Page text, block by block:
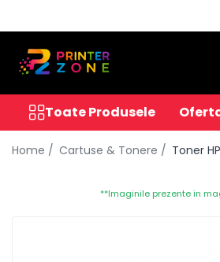
Toate Produsele
Imprimante laser
Imprimante cu jet
Multifunctionale laser
Imprimante etichete
Toate Produsele
Home / Cartuse & Tonere / Toner
**Imaginile prezente in